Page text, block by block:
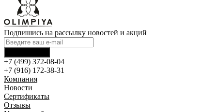
Подпишись на рассылку новостей и акций
+7 (499) 372-08-04
+7 (916) 172-38-31
Компания
Новости
Сертификаты
Отзывы